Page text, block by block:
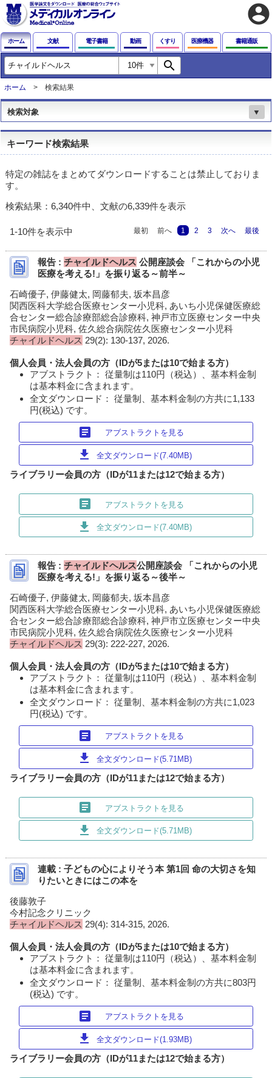
account_circle
ホーム 文献 電子書籍 動画 くすり 医療機器 書籍通販
search
ホーム 検索結果
検索対象 ▼
キーワード検索結果
特定の雑誌をまとめてダウンロードすることは禁止しておりま
す。
検索結果：6,340件中、文献の6,339件を表示
1-10件を表示中 最初 前へ 1 2 3 次へ 最後
報告 : チャイルドヘルス 公開座談会 「これからの小児
医療を考える!」を振り返る～前半～
石崎優子, 伊藤健太, 岡藤郁夫, 坂本昌彦
関西医科大学総合医療センター小児科, あいち小児保健医療総
合センター総合診療部総合診療科, 神戸市立医療センター中央
市民病院小児科, 佐久総合病院佐久医療センター小児科
チャイルドヘルス 29(2): 130-137, 2026.
個人会員・法人会員の方（IDが5または10で始まる方）
アブストラクト： 従量制は110円（税込）、基本料金制
は基本料金に含まれます。
全文ダウンロード： 従量制、基本料金制の方共に1,133
円(税込) です。
article アブストラクトを見る
download 全文ダウンロード(7.40MB)
ライブラリー会員の方（IDが11または12で始まる方）
article アブストラクトを見る
download 全文ダウンロード(7.40MB)
報告 : チャイルドヘルス公開座談会 「これからの小児
医療を考える!」を振り返る～後半～
石崎優子, 伊藤健太, 岡藤郁夫, 坂本昌彦
関西医科大学総合医療センター小児科, あいち小児保健医療総
合センター総合診療部総合診療科, 神戸市立医療センター中央
市民病院小児科, 佐久総合病院佐久医療センター小児科
チャイルドヘルス 29(3): 222-227, 2026.
個人会員・法人会員の方（IDが5または10で始まる方）
アブストラクト： 従量制は110円（税込）、基本料金制
は基本料金に含まれます。
全文ダウンロード： 従量制、基本料金制の方共に1,023
円(税込) です。
article アブストラクトを見る
download 全文ダウンロード(5.71MB)
ライブラリー会員の方（IDが11または12で始まる方）
article アブストラクトを見る
download 全文ダウンロード(5.71MB)
連載 : 子どもの心によりそう本 第1回 命の大切さを知
りたいときにはこの本を
後藤敦子
今村記念クリニック
チャイルドヘルス 29(4): 314-315, 2026.
個人会員・法人会員の方（IDが5または10で始まる方）
アブストラクト： 従量制は110円（税込）、基本料金制
は基本料金に含まれます。
全文ダウンロード： 従量制、基本料金制の方共に803円
(税込) です。
article アブストラクトを見る
download 全文ダウンロード(1.93MB)
ライブラリー会員の方（IDが11または12で始まる方）